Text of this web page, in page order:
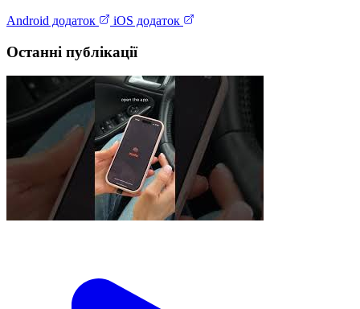
Android додаток iOS додаток
Останні публікації